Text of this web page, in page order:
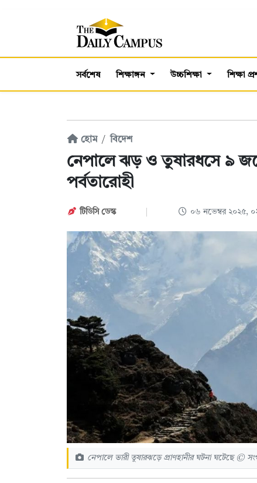
সর্বশেষ শিক্ষাঙ্গন উচ্চশিক্ষা শিক্ষা
হোম বিদেশ
নেপালে ঝড় ও তুষারধসে ৯
পর্বতারোহী
টিডিসি ডেস্ক ০৬ নভেম্বর ২০২৫,
নেপালে ভারী তুষারঝড়ে প্রাণহানীর ঘটনা ঘটেছে ©